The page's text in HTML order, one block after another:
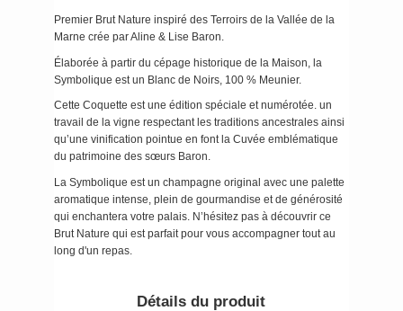
Premier Brut Nature inspiré des Terroirs de la Vallée de la
Marne crée par Aline & Lise Baron.
Élaborée à partir du cépage historique de la Maison, la
Symbolique est un Blanc de Noirs, 100 % Meunier.
Cette Coquette est une édition spéciale et numérotée. un
travail de la vigne respectant les traditions ancestrales ainsi
qu’une vinification pointue en font la Cuvée emblématique
du patrimoine des sœurs Baron.
La Symbolique est un champagne original avec une palette
aromatique intense, plein de gourmandise et de générosité
qui enchantera votre palais. N’hésitez pas à découvrir ce
Brut Nature qui est parfait pour vous accompagner tout au
long d'un repas.
Détails du produit